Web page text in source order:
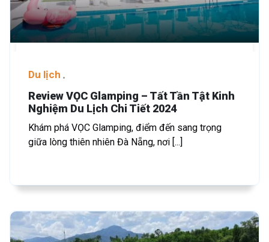
Du lịch
Review VỌC Glamping – Tất Tần Tật Kinh
Nghiệm Du Lịch Chi Tiết 2024
Khám phá VỌC Glamping, điểm đến sang trọng
giữa lòng thiên nhiên Đà Nẵng, nơi [...]